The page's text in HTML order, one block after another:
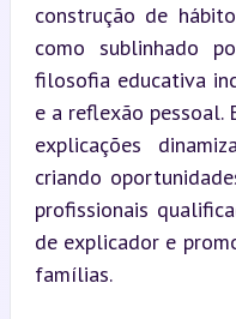
construção de
como sublinhado
filosofia educativa
e a reflexão pessoal.
explicações
criando
profissionais
de explicador e
famílias.